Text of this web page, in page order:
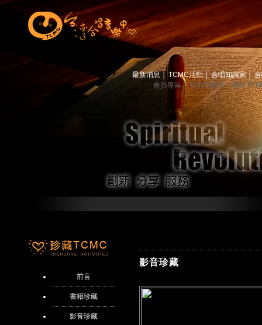
最新消息 TCMC活動│ 合唱知識家│
會員專區│ TCMC會訊│ 關於
前言
書籍珍藏
影音珍藏
影音珍藏